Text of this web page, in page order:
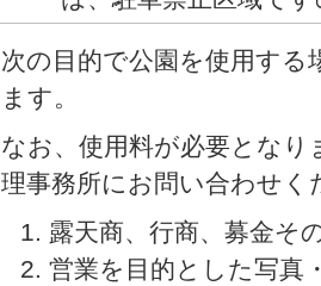
次の目的で公園を使用する
ます。
なお、使用料が必要とな
理事務所にお問い合わせく
露天商、行商、募金そ
営業を目的とした写真